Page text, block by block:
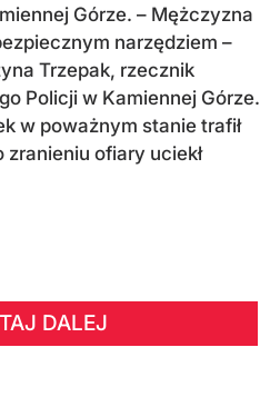
Górze. – Mężczyzna
narzędziem –
Trzepak, rzecznik
Policji w Kamiennej Górze.
w poważnym stanie trafił
ofiary uciekł
DALEJ